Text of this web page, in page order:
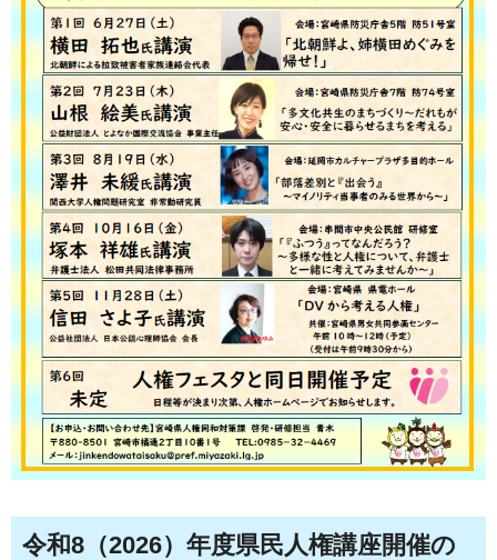
令和8（2026）年度県民人権講座開催の